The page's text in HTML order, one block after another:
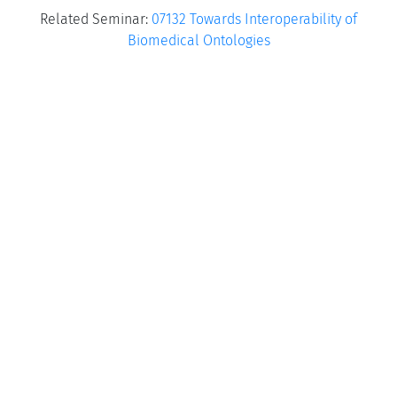
Related Seminar: 07132 Towards Interoperability of
Biomedical Ontologies